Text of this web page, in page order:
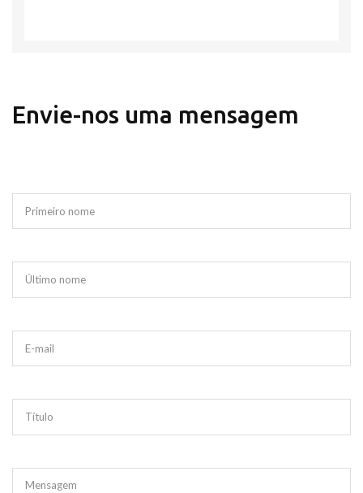
Envie-nos uma mensagem
Primeiro nome
Último nome
E-mail
Título
Mensagem